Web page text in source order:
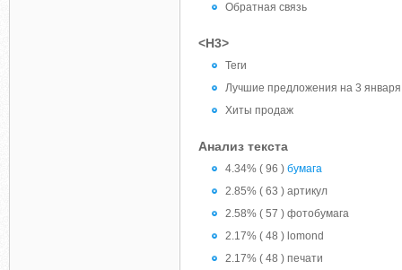
Обратная связь
<H3>
Теги
Лучшие предложения на 3
Хиты продаж
Анализ текста
4.34% ( 96 ) бумага
2.85% ( 63 ) артикул
2.58% ( 57 ) фотобумага
2.17% ( 48 ) lomond
2.17% ( 48 ) печати